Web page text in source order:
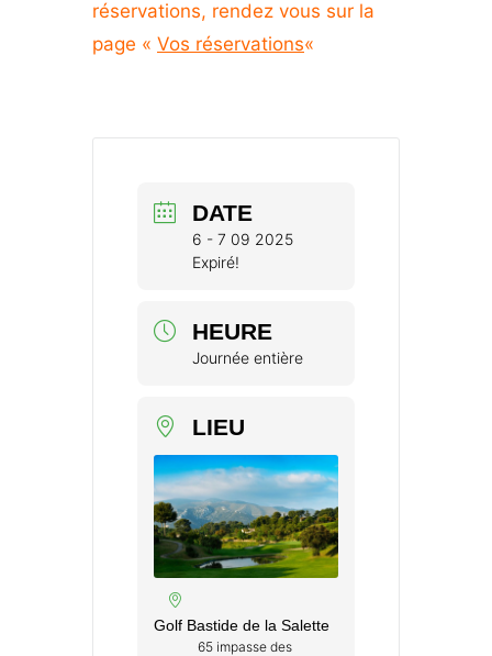
réservations, rendez vous sur la
page « Vos réservations«
DATE
6 - 7 09 2025
Expiré!
HEURE
Journée entière
LIEU
Golf Bastide de la Salette
65 impasse des